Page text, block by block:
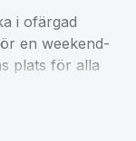
i ofärgad
en weekend-
plats för alla
från